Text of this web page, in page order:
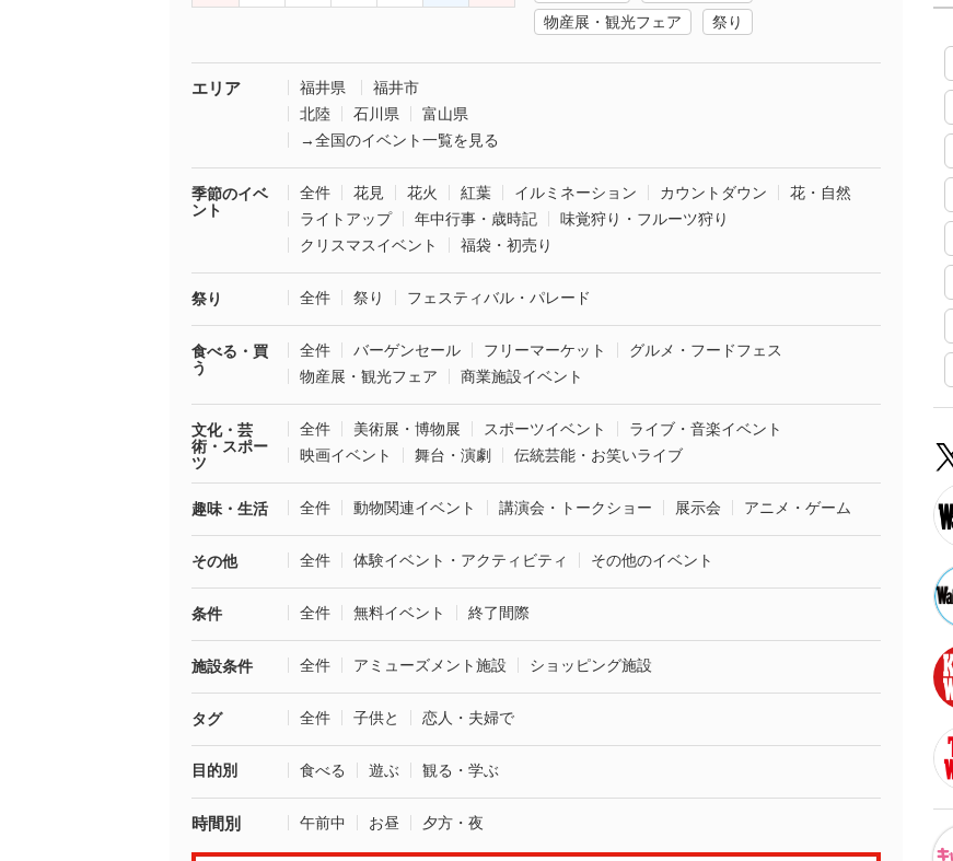
物産展・観光フェア
祭り
エリア 福井県
福井市
北陸
石川県
富山県
→全国のイベント一覧を見る
季節のイベ
ント
全件 花見 花火 紅葉 イルミネーション カウントダウン
花・自然
ライトアップ
年中行事・歳時記
味覚狩り・フルーツ狩り
クリスマスイベント
福袋・初売り
祭り 全件 祭り フェスティバル・パレード
食べる・買
う
全件 バーゲンセール フリーマーケット
グルメ・フードフェス
物産展・観光フェア
商業施設イベント
文化・芸
術・スポー
ツ
全件 美術展・博物展 スポーツイベント
ライブ・音楽イベント
映画イベント
舞台・演劇 伝統芸能・お笑いライブ
趣味・生活 全件 動物関連イベント 講演会・トークショー 展示会 アニメ・ゲーム
その他 全件 体験イベント・アクティビティ その他のイベント
条件 全件 無料イベント 終了間際
施設条件 全件 アミューズメント施設 ショッピング施設
タグ 全件 子供と 恋人・夫婦で
目的別 食べる 遊ぶ 観る・学ぶ
時間別 午前中 お昼 夕方・夜